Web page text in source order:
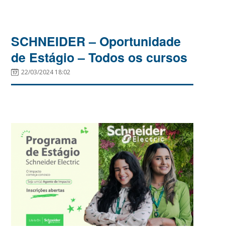
SCHNEIDER – Oportunidade
de Estágio – Todos os cursos
22/03/2024 18:02